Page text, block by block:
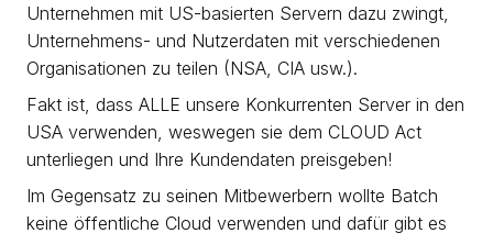
Unternehmen mit US-basierten Servern dazu zwingt,
Unternehmens- und Nutzerdaten mit verschiedenen
Organisationen zu teilen (NSA, CIA usw.).
Fakt ist, dass ALLE unsere Konkurrenten Server in den
USA verwenden, weswegen sie dem CLOUD Act
unterliegen und Ihre Kundendaten preisgeben!
Im Gegensatz zu seinen Mitbewerbern wollte Batch
keine öffentliche Cloud verwenden und dafür gibt es